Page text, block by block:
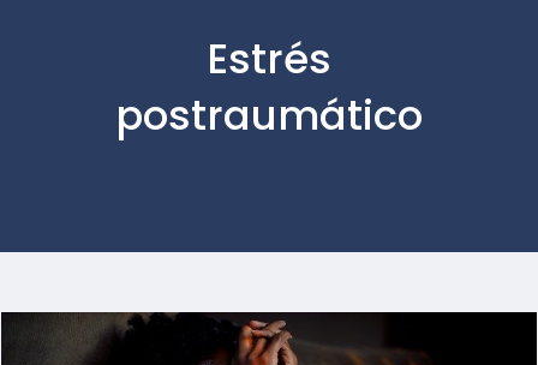
Estrés
postraumático